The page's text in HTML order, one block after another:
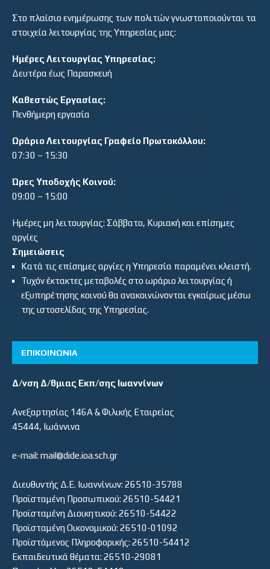
Στο πλαίσιο ενημέρωσης των πολιτών γνωστοποιούνται τα
στοιχεία λειτουργίας της Υπηρεσίας μας:
Ημέρες Λειτουργίας Υπηρεσίας:
Δευτέρα έως Παρασκευή
Καθεστώς Εργασίας:
Πενθήμερη εργασία
Ωράριο Λειτουργίας Γραφείο Πρωτοκόλλου:
07:30 – 15:30
Ώρες Υποδοχής Κοινού:
09:00 – 15:00
Ημέρες μη λειτουργίας: Σάββατο, Κυριακή και επίσημες
αργίες
Σημειώσεις
Κατά τις επίσημες αργίες η Υπηρεσία παραμένει κλειστή.
Τυχόν έκτακτες μεταβολές στο ωράριο λειτουργίας ή
εξυπηρέτησης κοινού θα ανακοινώνονται εγκαίρως μέσω
της ιστοσελίδας της Υπηρεσίας.
ΕΠΙΚΟΙΝΩΝΙΑ
Δ/νση Δ/θμιας Εκπ/σης Ιωαννίνων
Ανεξαρτησίας 146Α & Φιλικής Εταιρείας
45444, Ιωάννινα
e-mail: mail@dide.ioa.sch.gr
Διευθυντής Δ.Ε. Ιωαννίνων: 26510-35788
Προϊσταμένη Προσωπικού: 26510-54421
Προϊσταμένη Διοικητικού: 26510-54422
Προϊσταμένη Οικονομικού: 26510-01092
Προϊστάμενος Πληροφορικής: 26510-54412
Εκπαιδευτικά θέματα: 26510-29081